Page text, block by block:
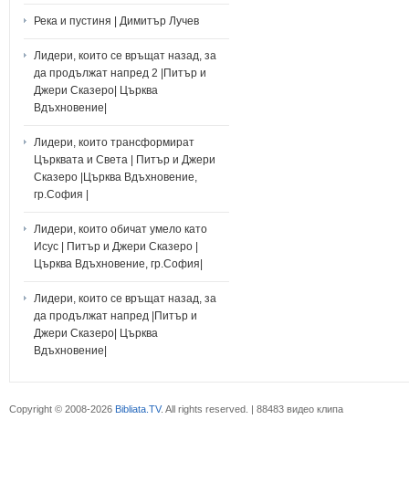
Река и пустиня | Димитър Лучев
Лидери, които се връщат назад, за
да продължат напред 2 |Питър и
Джери Сказеро| Църква
Вдъхновение|
Лидери, които трансформират
Църквата и Света | Питър и Джери
Сказеро |Църква Вдъхновение,
гр.София |
Лидери, които обичат умело като
Исус | Питър и Джери Сказеро |
Църква Вдъхновение, гр.София|
Лидери, които се връщат назад, за
да продължат напред |Питър и
Джери Сказеро| Църква
Вдъхновение|
Copyright © 2008-2026 Bibliata.TV. All rights reserved. | 88483 видео клипа